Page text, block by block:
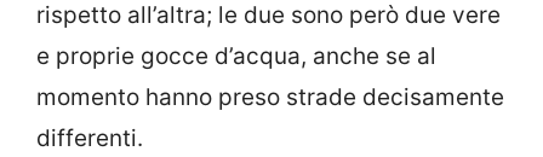
rispetto all’altra; le due sono però due vere
e proprie gocce d’acqua, anche se al
momento hanno preso strade decisamente
differenti.